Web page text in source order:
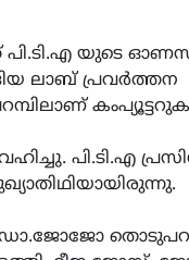
യുടെ
ലാബ് പ്രവർത്തന
പി.ടി.എ